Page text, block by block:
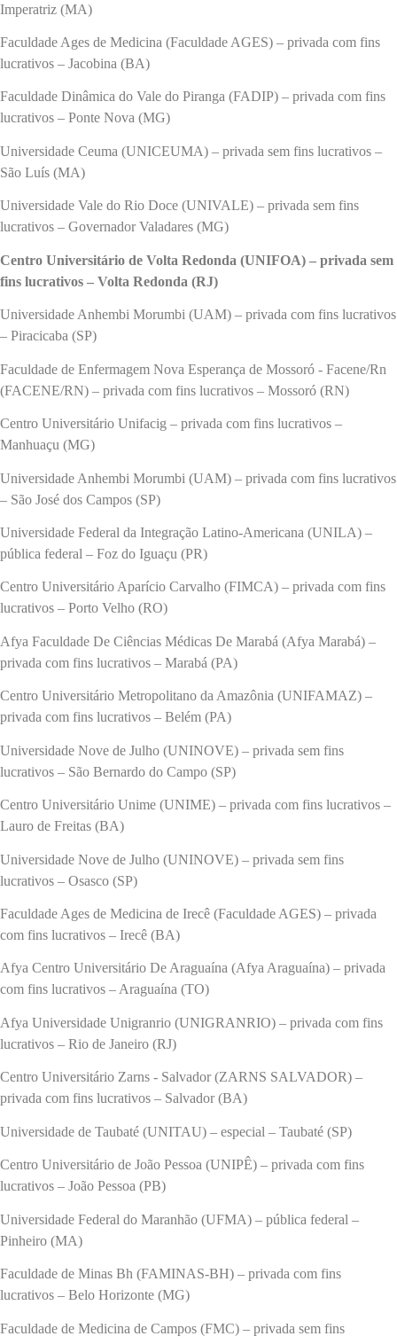
Imperatriz (MA)
Faculdade Ages de Medicina (Faculdade AGES) – privada com fins
lucrativos – Jacobina (BA)
Faculdade Dinâmica do Vale do Piranga (FADIP) – privada com fins
lucrativos – Ponte Nova (MG)
Universidade Ceuma (UNICEUMA) – privada sem fins lucrativos –
São Luís (MA)
Universidade Vale do Rio Doce (UNIVALE) – privada sem fins
lucrativos – Governador Valadares (MG)
Centro Universitário de Volta Redonda (UNIFOA) – privada sem
fins lucrativos – Volta Redonda (RJ)
Universidade Anhembi Morumbi (UAM) – privada com fins lucrativos
– Piracicaba (SP)
Faculdade de Enfermagem Nova Esperança de Mossoró - Facene/Rn
(FACENE/RN) – privada com fins lucrativos – Mossoró (RN)
Centro Universitário Unifacig – privada com fins lucrativos –
Manhuaçu (MG)
Universidade Anhembi Morumbi (UAM) – privada com fins lucrativos
– São José dos Campos (SP)
Universidade Federal da Integração Latino-Americana (UNILA) –
pública federal – Foz do Iguaçu (PR)
Centro Universitário Aparício Carvalho (FIMCA) – privada com fins
lucrativos – Porto Velho (RO)
Afya Faculdade De Ciências Médicas De Marabá (Afya Marabá) –
privada com fins lucrativos – Marabá (PA)
Centro Universitário Metropolitano da Amazônia (UNIFAMAZ) –
privada com fins lucrativos – Belém (PA)
Universidade Nove de Julho (UNINOVE) – privada sem fins
lucrativos – São Bernardo do Campo (SP)
Centro Universitário Unime (UNIME) – privada com fins lucrativos –
Lauro de Freitas (BA)
Universidade Nove de Julho (UNINOVE) – privada sem fins
lucrativos – Osasco (SP)
Faculdade Ages de Medicina de Irecê (Faculdade AGES) – privada
com fins lucrativos – Irecê (BA)
Afya Centro Universitário De Araguaína (Afya Araguaína) – privada
com fins lucrativos – Araguaína (TO)
Afya Universidade Unigranrio (UNIGRANRIO) – privada com fins
lucrativos – Rio de Janeiro (RJ)
Centro Universitário Zarns - Salvador (ZARNS SALVADOR) –
privada com fins lucrativos – Salvador (BA)
Universidade de Taubaté (UNITAU) – especial – Taubaté (SP)
Centro Universitário de João Pessoa (UNIPÊ) – privada com fins
lucrativos – João Pessoa (PB)
Universidade Federal do Maranhão (UFMA) – pública federal –
Pinheiro (MA)
Faculdade de Minas Bh (FAMINAS-BH) – privada com fins
lucrativos – Belo Horizonte (MG)
Faculdade de Medicina de Campos (FMC) – privada sem fins